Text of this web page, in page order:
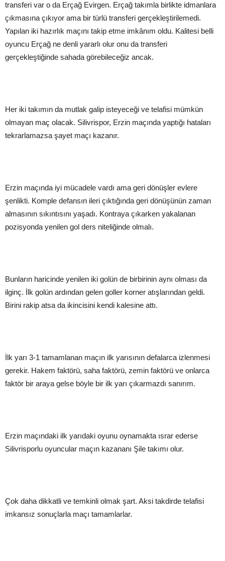
transferi var o da Erçağ Evirgen. Erçağ takımla birlikte idmanlara
çıkmasına çıkıyor ama bir türlü transferi gerçekleştirilemedi.
Yapılan iki hazırlık maçını takip etme imkânım oldu. Kalitesi belli
oyuncu Erçağ ne denli yararlı olur onu da transferi
gerçekleştiğinde sahada görebileceğiz ancak.
Her iki takımın da mutlak galip isteyeceği ve telafisi mümkün
olmayan maç olacak. Silivrispor, Erzin maçında yaptığı hataları
tekrarlamazsa şayet maçı kazanır.
Erzin maçında iyi mücadele vardı ama geri dönüşler evlere
şenlikti. Komple defansın ileri çıktığında geri dönüşünün zaman
almasının sıkıntısını yaşadı. Kontraya çıkarken yakalanan
pozisyonda yenilen gol ders niteliğinde olmalı.
Bunların haricinde yenilen iki golün de birbirinin aynı olması da
ilginç. İlk golün ardından gelen goller korner atışlarından geldi.
Birini rakip atsa da ikincisini kendi kalesine attı.
İlk yarı 3-1 tamamlanan maçın ilk yarısının defalarca izlenmesi
gerekir. Hakem faktörü, saha faktörü, zemin faktörü ve onlarca
faktör bir araya gelse böyle bir ilk yarı çıkarmazdı sanırım.
Erzin maçındaki ilk yarıdaki oyunu oynamakta ısrar ederse
Silivrisporlu oyuncular maçın kazananı Şile takımı olur.
Çok daha dikkatli ve temkinli olmak şart. Aksi takdirde telafisi
imkansız sonuçlarla maçı tamamlarlar.